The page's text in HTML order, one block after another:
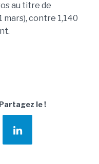
au titre de
mars), contre 1,140
Partagez le !